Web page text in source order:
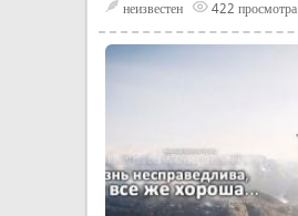
неизвестен 422 просмотра